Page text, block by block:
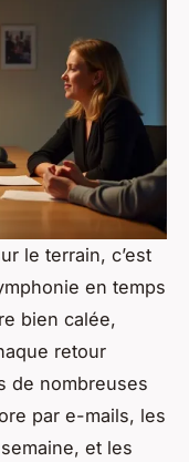
le terrain, c’est
en temps
bien calée,
retour
de nombreuses
par e-mails, les
et les